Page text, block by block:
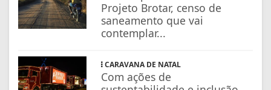
Projeto Brotar, censo de
saneamento que vai
contemplar...
CARAVANA DE NATAL
Com ações de